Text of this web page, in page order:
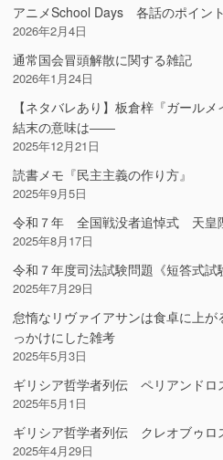
アニメSchool Days 各話のポイン
2026年2月4日
通常国会冒頭解散に関する雑記
2026年1月24日
【ネタバレあり】板倉梓『ガール
結末の意味は――
2025年12月21日
読書メモ『民主主義の作り方』
2025年9月5日
令和７年 全国戦没者追悼式 天皇
2025年8月17日
令和７年度司法試験問題《短答式
2025年7月29日
怠惰なリヴァイアサンは食卓に上
っかけにした雑考
2025年5月3日
ギリシア哲学者列伝 ペリアンドロ
2025年5月1日
ギリシア哲学者列伝 クレオブゥロ
2025年4月29日